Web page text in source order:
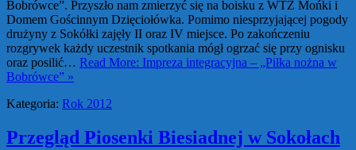
Bobrówce”. Przyszło nam zmierzyć się na boisku z WTZ Mońki i
Domem Gościnnym Dzięciołówka. Pomimo niesprzyjającej pogody
drużyny z Sokółki zajęły II oraz IV miejsce. Po zakończeniu
rozgrywek każdy uczestnik spotkania mógł ogrzać się przy ognisku
oraz posilić… Read More: Impreza integracyjna – „Piłka nożna w
Bobrówce” »
Kategoria: Rok 2012
Przegląd Piosenki Biesiadnej w Sokołach